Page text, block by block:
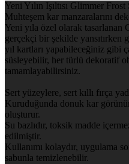
Yeni Yılın Işıltısı Glimmer Frost
Muhteşem kar manzaralarını
Yeni yıla özel olarak
gerçekçi bir şekilde yansıtırken
yıl kartları yapabileceğiniz gibi
süsleyebilir, her türlü dekoratif
tamamlayabilirsiniz.
Sert yüzeylere, sert kıllı fırça
Kuruduğunda donuk kar
oluşturur.
Su bazlıdır, toksik madde
edilmiştir.
Kullanımı kolaydır, uygulama
sabunla temizlenebilir.